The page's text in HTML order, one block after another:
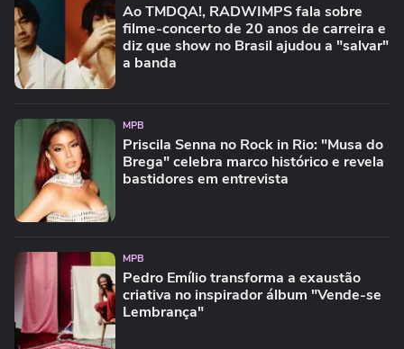
Ao TMDQA!, RADWIMPS fala sobre
filme-concerto de 20 anos de carreira e
diz que show no Brasil ajudou a "salvar"
a banda
MPB
Priscila Senna no Rock in Rio: "Musa do
Brega" celebra marco histórico e revela
bastidores em entrevista
MPB
Pedro Emílio transforma a exaustão
criativa no inspirador álbum "Vende-se
Lembrança"